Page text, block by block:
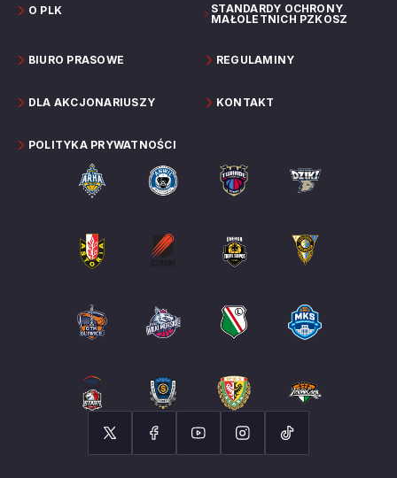
O PLK
STANDARDY OCHRONY
MAŁOLETNICH PZKOSZ
BIURO PRASOWE REGULAMINY
DLA AKCJONARIUSZY KONTAKT
POLITYKA PRYWATNOŚCI